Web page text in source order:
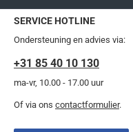
SERVICE HOTLINE
Ondersteuning en advies via:
+31 85 40 10 130
ma-vr, 10.00 - 17.00 uur
Of via ons contactformulier.